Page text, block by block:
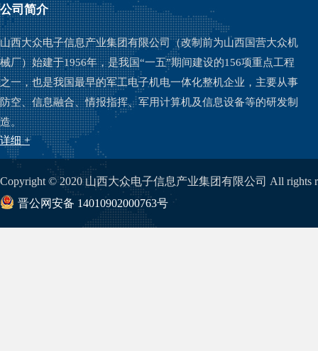
公司简介
山西大众电子信息产业集团有限公司（改制前为山西国营大众机
械厂）始建于1956年，是我国“一五”期间建设的156项重点工程
之一，也是我国最早的军工电子机电一体化整机企业，主要从事
防空、信息融合、情报指挥、军用计算机及信息设备等的研发制
造。
详细 +
Copyright © 2020 山西大众电子信息产业集团有限公司 All rights
晋公网安备 14010902000763号